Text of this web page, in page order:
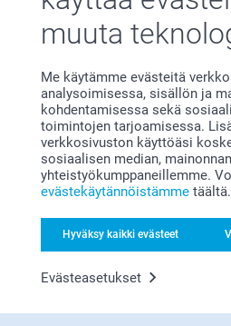
muuta
Me käytämme evästeitä
analysoimisessa, sisällön ja
kohdentamisessa sekä
toimintojen tarjoamisessa.
verkkosivuston käyttöäsi
sosiaalisen median,
yhteistyökumppaneillemme.
evästekäytännöistämme täältä.
Hyväksy kaikki evästeet
Evästeasetukset
Bonusta
Etsitkö